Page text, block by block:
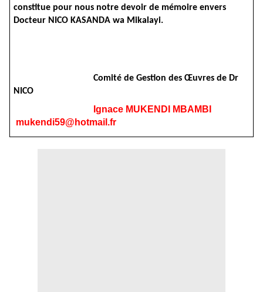
constitue pour nous notre devoir de mémoire envers
Docteur NICO KASANDA wa Mikalayi.
Comité de Gestion des Œuvres de Dr
NICO
Ignace MUKENDI MBAMBI
mukendi59@hotmail.fr